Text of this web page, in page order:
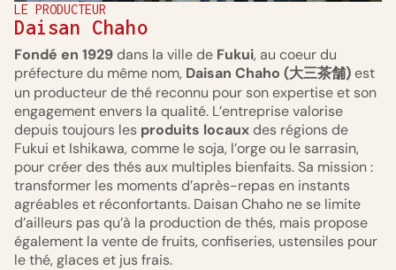
LE PRODUCTEUR
Daisan Chaho
Fondé en 1929dans la ville de Fukui, au coeur du
préfecture du même nom, Daisan Chaho (大三茶舗)est
un producteur de thé reconnu pour son expertise et son
engagement envers la qualité. L’entreprise valorise
depuis toujours les produits locauxdes régions de
Fukui et Ishikawa, comme le soja, l’orge ou le sarrasin,
pour créer des thés aux multiples bienfaits. Sa mission :
transformer les moments d’après-repas en instants
agréables et réconfortants. Daisan Chaho ne se limite
d’ailleurs pas qu’à la production de thés, mais propose
également la vente de fruits, confiseries, ustensiles pour
le thé, glaces et jus frais.